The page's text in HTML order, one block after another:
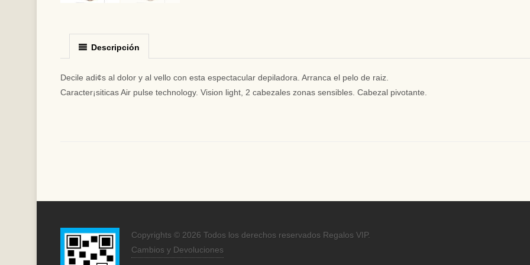
Descripción
Decile adi¢s al dolor y al vello con esta espectacular depiladora. Arranca el pelo de raiz.
Caracter¡siticas Air pulse technology. Vision light, 2 cabezales zonas sensibles. Cabezal pivotante.
Copyrights © 2026 Todos los derechos reservados Regalos VIP.
Cambios y Devoluciones